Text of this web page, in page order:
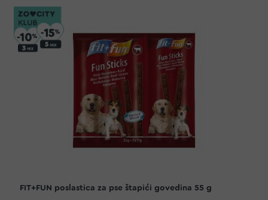
FIT+FUN poslastica za pse štapići govedina 55 g